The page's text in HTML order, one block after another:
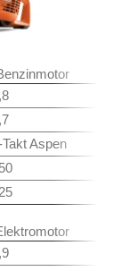
Takt Aspen